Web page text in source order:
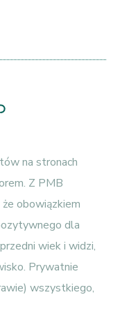
na stronach
Z PMB
że obowiązkiem
dla
wiek i widzi,
Prywatnie
wszystkiego,